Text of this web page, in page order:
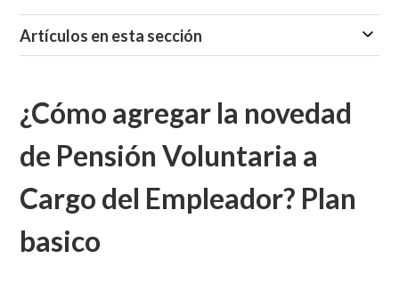
Artículos en esta sección
¿Cómo agregar la novedad
de Pensión Voluntaria a
Cargo del Empleador? Plan
basico